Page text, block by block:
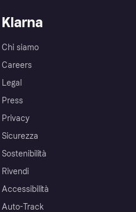
Klarna
Chi siamo
Careers
Legal
Press
Privacy
Sicurezza
Sostenibilità
Rivendi
Accessibilità
Auto-Track